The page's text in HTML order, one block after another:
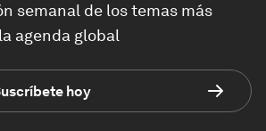
semanal de los temas más
agenda global
hoy